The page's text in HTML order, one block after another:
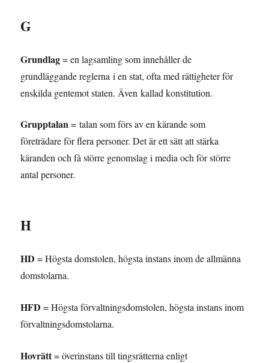
G
Grundlag= en lagsamling som innehåller de
grundläggande reglerna i en stat, ofta med rättigheter för
enskilda gentemot staten. Även kallad konstitution.
Grupptalan= talan som förs av en kärande som
företrädare för flera personer. Det är ett sätt att stärka
käranden och få större genomslag i media och för större
antal personer.
H
HD = Högsta domstolen, högsta instans inom de allmänna
domstolarna.
HFD = Högsta förvaltningsdomstolen, högsta instans inom
förvaltningsdomstolarna.
Hovrätt= överinstans till tingsrätterna enligt